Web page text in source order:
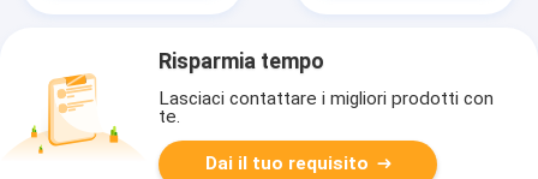
Risparmia tempo
Lasciaci contattare i migliori prodotti con
te.
Dai il tuo requisito